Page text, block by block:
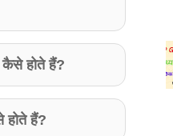
होते हैं?
हैं?